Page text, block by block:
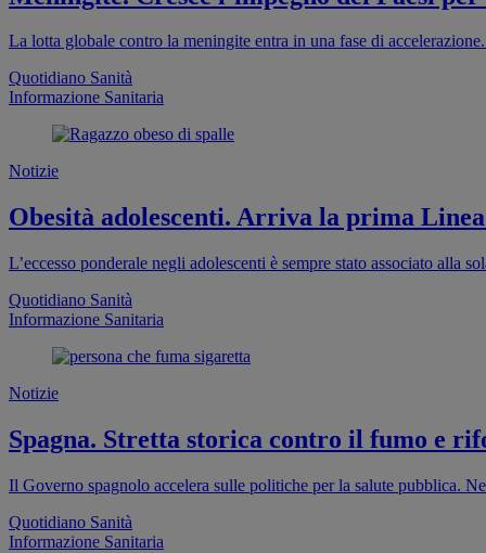
La lotta globale contro la meningite entra in una fase di
Quotidiano Sanità
Informazione Sanitaria
Notizie
Obesità adolescenti. Arriva la prima
L’eccesso ponderale negli adolescenti è sempre stato associato
Quotidiano Sanità
Informazione Sanitaria
Notizie
Spagna. Stretta storica contro il fumo e
Il Governo spagnolo accelera sulle politiche per la salute pubblica.
Quotidiano Sanità
Informazione Sanitaria